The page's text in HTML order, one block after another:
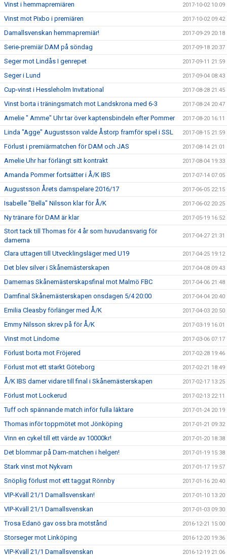
Vinst i hemmapremiären 2017-10-02 10:09
Vinst mot Pixbo i premiären 2017-10-02 09:42
Damallsvenskan hemmapremiär! 2017-09-29 20:18
Serie-premiär DAM på söndag 2017-09-18 20:37
Seger mot Lindås I genrepet 2017-09-11 21:59
Seger i Lund 2017-09-04 08:43
Cup-vinst i Hessleholm Invitational 2017-08-28 21:45
Vinst borta i träningsmatch mot Landskrona med 6-3 2017-08-24 20:47
Amelie " Amme" Uhr tar över kaptensbindeln efter Pommer 2017-08-20 16:11
Linda "Agge" Augustsson valde Åstorp framför spel i SSL 2017-08-15 21:59
Förlust i premiärmatchen för DAM och JAS 2017-08-14 21:01
Amelie Uhr har förlängt sitt kontrakt 2017-08-04 19:33
Amanda Pommer fortsätter i Å/K IBS 2017-07-14 07:05
Augustsson Årets damspelare 2016/17 2017-06-05 22:15
Isabelle "Bella" Nilsson klar för Å/K 2017-06-02 20:25
Ny tränare för DAM är klar 2017-05-19 16:52
Stort tack till Thomas för 4 år som huvudansvarig för
damerna
2017-04-27 21:31
Clara uttagen till Utvecklingsläger med U19 2017-04-25 19:12
Det blev silver i Skånemästerskapen 2017-04-08 09:43
Damernas Skånemästerskapsfinal mot Malmö FBC 2017-04-06 21:48
Damfinal Skånemästerskapen onsdagen 5/4 20:00 2017-04-04 20:40
Emilia Cleasby förlänger med Å/K 2017-04-03 20:50
Emmy Nilsson skrev på för Å/K 2017-03-19 16:01
Vinst mot Lindome 2017-03-06 07:17
Förlust borta mot Fröjered 2017-02-28 19:46
Förlust mot ett starkt Göteborg 2017-02-21 18:49
Å/K IBS damer vidare till final i Skånemästerskapen 2017-02-17 13:25
Förlust mot Lockerud 2017-02-13 22:11
Tuff och spännande match inför fulla läktare 2017-01-24 20:19
Thomas inför toppmötet mot Jönköping 2017-01-21 09:32
Vinn en cykel till ett värde av 10000kr! 2017-01-20 18:38
Det blommar på Dam-matchen i helgen! 2017-01-19 15:38
Stark vinst mot Nykvarn 2017-01-17 19:57
Snöplig förlust mot ett taggat Rönnby 2017-01-16 20:40
VIP-Kväll 21/1 Damallsvenskan! 2017-01-10 13:20
VIP-Kväll 21/1 Damallsvenskan 2017-01-03 09:30
Trosa Edanö gav oss bra motstånd 2016-12-21 15:00
Storseger mot Linköping 2016-12-20 19:36
VIP-Kväll 21/1 Damallsvenskan 2016-12-19 21:06